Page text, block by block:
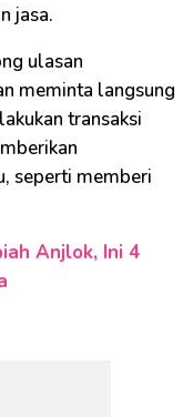
jasa.
ulasan
meminta langsung
transaksi
seperti memberi
Anjlok, Ini 4